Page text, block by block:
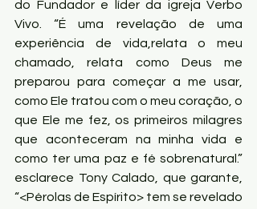
do Fundador e líder da igreja Verbo
Vivo. “É uma revelação de uma
experiência de vida,relata o meu
chamado, relata como Deus me
preparou para começar a me usar,
como Ele tratou com o meu coração, o
que Ele me fez, os primeiros milagres
que aconteceram na minha vida e
como ter uma paz e fé sobrenatural.”
esclarece Tony Calado, que garante,
“<Pérolas de Espírito> tem se revelado